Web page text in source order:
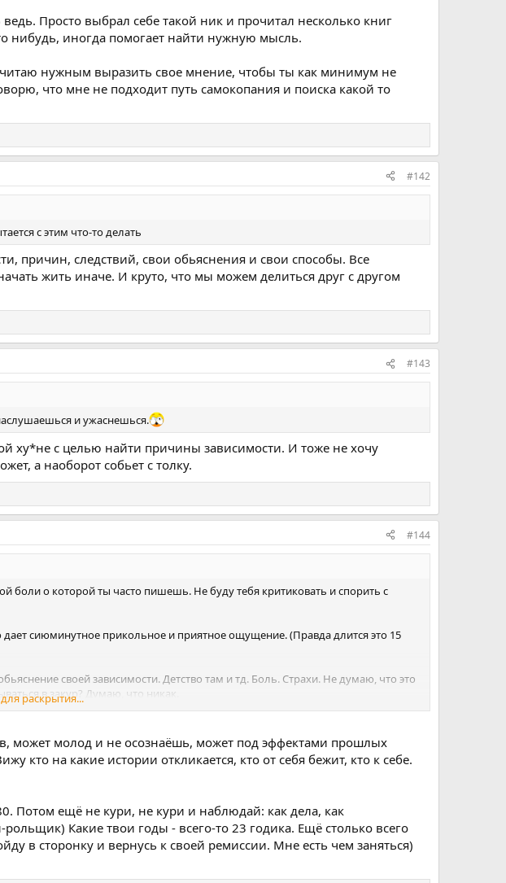
Просто выбрал себе такой ник и прочитал несколько книг
нибудь, иногда помогает найти нужную мысль.
нужным выразить свое мнение, чтобы ты как минимум не
что мне не подходит путь самокопания и поиска какой то
#142
с этим что-то делать
причин, следствий, свои обьяснения и свои способы. Все
жить иначе. И круто, что мы можем делиться друг с другом
#143
и ужаснешься.
ху*не с целью найти причины зависимости. И тоже не хочу
а наоборот собьет с толку.
#144
боли о которой ты часто пишешь. Не буду тебя критиковать и спорить с
сиюминутное прикольное и приятное ощущение. (Правда длится это 15
своей зависимости. Детство там и тд. Боль. Страхи. Не думаю, что это
в закур? Думаю, что никак.
мотивацию подорвет, ведь ты все знаешь и все равно выбираешь этот путь.
удобным и тд. Просто поступаю по человечески, но иногда поступаю как
что зайдет мне такой подход.
выбрал себе такой ник и прочитал несколько книг Сенеки и Аврелия. Я не
выразить свое мнение, чтобы ты как минимум не тратил много сил в
самокопания и поиска какой то незамеченной истины внутри себя. Обнял!
раскрытия...
может молод и не осознаёшь, может под эффектами прошлых
кто на какие истории откликается, кто от себя бежит, кто к себе.
Потом ещё не кури, не кури и наблюдай: как дела, как
Какие твои годы - всего-то 23 годика. Ещё столько всего
в сторонку и вернусь к своей ремиссии. Мне есть чем заняться)